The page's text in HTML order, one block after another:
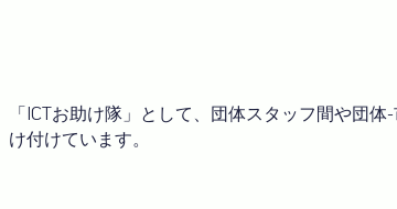
「ICTお助け隊」として、団体スタッフ間や団
け付けています。